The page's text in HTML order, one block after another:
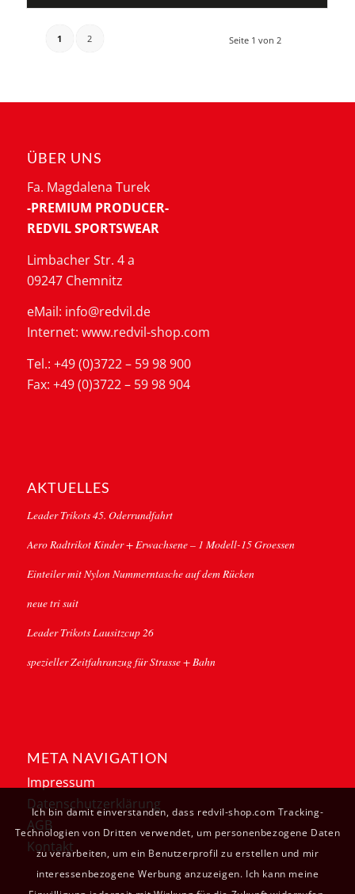
Seite 1 von 2
1 2
ÜBER UNS
Fa. Magdalena Turek
-PREMIUM PRODUCER-
REDVIL SPORTSWEAR
Limbacher Str. 4 a
09247 Chemnitz
eMail: info@redvil.de
Internet: www.redvil-shop.com
Tel.: +49 (0)3722 – 59 98 900
Fax: +49 (0)3722 – 59 98 904
AKTUELLES
Leader Trikots 45. Oderrundfahrt
Aero Radtrikot Kinder + Erwachsene – 1 Modell-15 Groessen
Einteiler mit Nylon Nummerntasche auf dem Rücken
neue tri suit
Leader Trikots Lausitzcup 26
spezieller Zeitfahranzug für Strasse + Bahn
META NAVIGATION
Impressum
Datenschutzerklärung
AGB
Kontakt
Ich bin damit einverstanden, dass redvil-shop.com Tracking-
Technologien von Dritten verwendet, um personenbezogene Daten
zu verarbeiten, um ein Benutzerprofil zu erstellen und mir
interessenbezogene Werbung anzuzeigen. Ich kann meine